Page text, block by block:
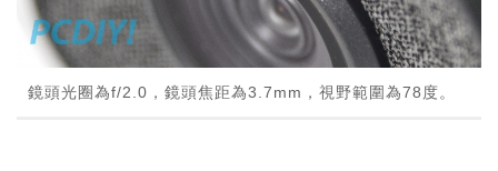
鏡頭光圈為f/2.0，鏡頭焦距為3.7mm，視野範圍為78度。